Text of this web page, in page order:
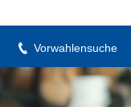
Vorwahlensuche